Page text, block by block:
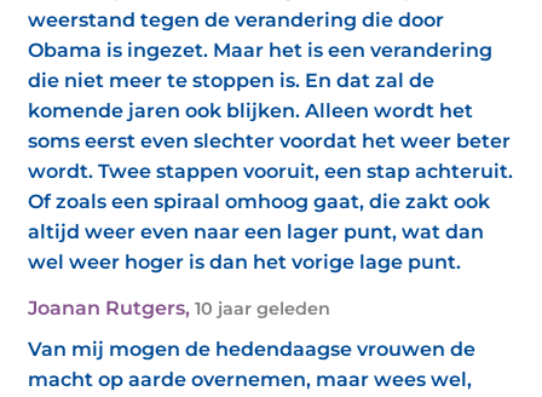
weerstand tegen de verandering die door
Obama is ingezet. Maar het is een verandering
die niet meer te stoppen is. En dat zal de
komende jaren ook blijken. Alleen wordt het
soms eerst even slechter voordat het weer beter
wordt. Twee stappen vooruit, een stap achteruit.
Of zoals een spiraal omhoog gaat, die zakt ook
altijd weer even naar een lager punt, wat dan
wel weer hoger is dan het vorige lage punt.
Joanan Rutgers, 10 jaar geleden
Van mij mogen de hedendaagse vrouwen de
macht op aarde overnemen, maar wees wel,